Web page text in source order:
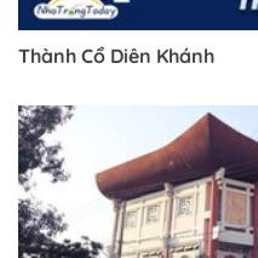
Thành Cổ Diên Khánh